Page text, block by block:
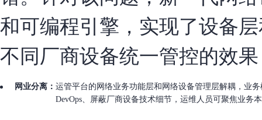
和可编程引擎，实现了设备
不同厂商设备统一管控的效
网业分离： 运管平台的网络业务功能层和网络设备管理层解耦，业
DevOps、屏蔽厂商设备技术细节，运维人员可聚焦业务